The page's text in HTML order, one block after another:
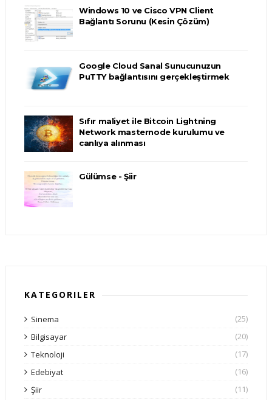
Windows 10 ve Cisco VPN Client
Bağlantı Sorunu (Kesin Çözüm)
Google Cloud Sanal Sunucunuzun
PuTTY bağlantısını gerçekleştirmek
Sıfır maliyet ile Bitcoin Lightning
Network masternode kurulumu ve
canlıya alınması
Gülümse - Şiir
KATEGORILER
Sinema
(25)
Bilgisayar
(20)
Teknoloji
(17)
Edebiyat
(16)
Şiir
(11)